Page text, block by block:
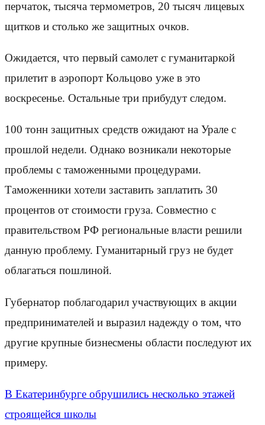
перчаток, тысяча термометров, 20 тысяч лицевых
щитков и столько же защитных очков.
Ожидается, что первый самолет с гуманитаркой
прилетит в аэропорт Кольцово уже в это
воскресенье. Остальные три прибудут следом.
100 тонн защитных средств ожидают на Урале с
прошлой недели. Однако возникали некоторые
проблемы с таможенными процедурами.
Таможенники хотели заставить заплатить 30
процентов от стоимости груза. Совместно с
правительством РФ региональные власти решили
данную проблему. Гуманитарный груз не будет
облагаться пошлиной.
Губернатор поблагодарил участвующих в акции
предпринимателей и выразил надежду о том, что
другие крупные бизнесмены области последуют их
примеру.
В Екатеринбурге обрушились несколько этажей
строящейся школы